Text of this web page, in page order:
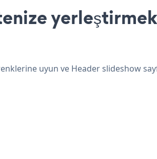
uyun ve Header slideshow